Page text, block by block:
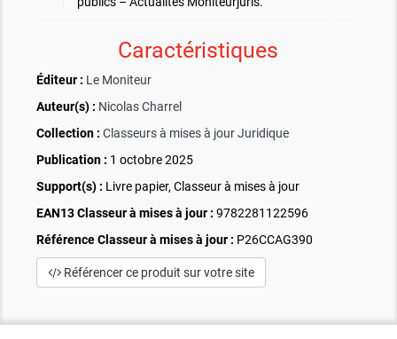
Caractéristiques
Éditeur : Le Moniteur
Auteur(s) : Nicolas Charrel
Collection : Classeurs à mises à jour Juridique
Publication : 1 octobre 2025
Support(s) : Livre papier, Classeur à mises à jour
EAN13 Classeur à mises à jour : 9782281122596
Référence Classeur à mises à jour : P26CCAG390
Référencer ce produit sur votre site